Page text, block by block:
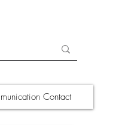
Contact